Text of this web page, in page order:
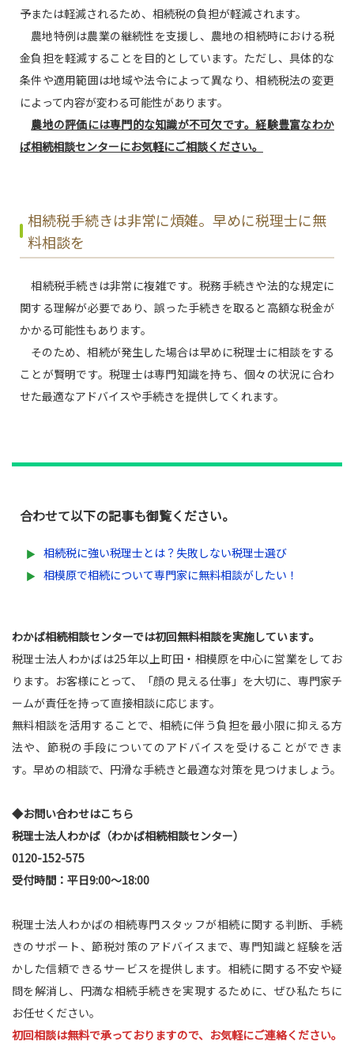
予または軽減されるため、相続税の負担が軽減されます。
農地特例は農業の継続性を支援し、農地の相続時における税
金負担を軽減することを目的としています。ただし、具体的な
条件や適用範囲は地域や法令によって異なり、相続税法の変更
によって内容が変わる可能性があります。
農地の評価には専門的な知識が不可欠です。経験豊富なわか
ば相続相談センターにお気軽にご相談ください。
相続税手続きは非常に煩雑。早めに税理士に無
料相談を
相続税手続きは非常に複雑です。税務手続きや法的な規定に
関する理解が必要であり、誤った手続きを取ると高額な税金が
かかる可能性もあります。
そのため、相続が発生した場合は早めに税理士に相談をする
ことが賢明です。税理士は専門知識を持ち、個々の状況に合わ
せた最適なアドバイスや手続きを提供してくれます。
合わせて以下の記事も御覧ください。
相続税に強い税理士とは？失敗しない税理士選び
相模原で相続について専門家に無料相談がしたい！
わかば相続相談センターでは初回無料相談を実施しています。
税理士法人わかばは25年以上町田・相模原を中心に営業をしてお
ります。お客様にとって、「顔の見える仕事」を大切に、専門家チ
ームが責任を持って直接相談に応じます。
無料相談を活用することで、相続に伴う負担を最小限に抑える方
法や、節税の手段についてのアドバイスを受けることができま
す。早めの相談で、円滑な手続きと最適な対策を見つけましょう。
◆お問い合わせはこちら
税理士法人わかば（わかば相続相談センター）
0120-152-575
受付時間：平日9:00〜18:00
税理士法人わかばの相続専門スタッフが相続に関する判断、手続
きのサポート、節税対策のアドバイスまで、専門知識と経験を活
かした信頼できるサービスを提供します。相続に関する不安や疑
問を解消し、円満な相続手続きを実現するために、ぜひ私たちに
お任せください。
初回相談は無料で承っておりますので、お気軽にご連絡ください。